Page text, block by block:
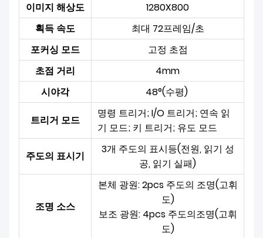
이미지 해상도
1280X800
획득 속도
최대 72프레임/초
포커싱 모드
고정 초점
초점 거리
4mm
시야각
48°(수평)
트리거 모드
명령 트리거; I/O 트리거; 연속 읽
기 모드; 키 트리거; 유도 모드
주도의 표시기
3개 주도의 표시등(전원, 읽기 성
공, 읽기 실패)
조명 소스
본체 광원: 2pcs 주도의 조명(고휘
도)
보조 광원: 4pcs 주도의조명(고휘
도)